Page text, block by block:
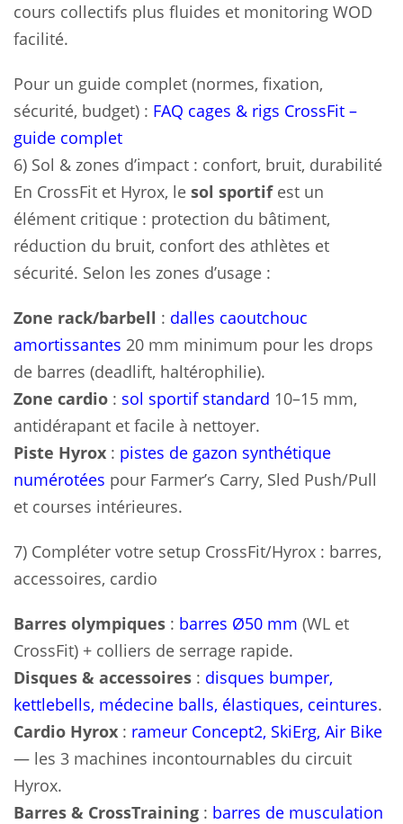
cours collectifs plus fluides et monitoring WOD
facilité.
Pour un guide complet (normes, fixation,
sécurité, budget) : FAQ cages & rigs CrossFit –
guide complet
6) Sol & zones d’impact : confort, bruit, durabilité
En CrossFit et Hyrox, le sol sportifest un
élément critique : protection du bâtiment,
réduction du bruit, confort des athlètes et
sécurité. Selon les zones d’usage :
Zone rack/barbell : dalles caoutchouc
amortissantes 20 mm minimum pour les drops
de barres (deadlift, haltérophilie).
Zone cardio : sol sportif standard 10–15 mm,
antidérapant et facile à nettoyer.
Piste Hyrox : pistes de gazon synthétique
numérotées pour Farmer’s Carry, Sled Push/Pull
et courses intérieures.
7) Compléter votre setup CrossFit/Hyrox : barres,
accessoires, cardio
Barres olympiques : barres Ø50 mm (WL et
CrossFit) + colliers de serrage rapide.
Disques & accessoires : disques bumper,
kettlebells, médecine balls, élastiques, ceintures.
Cardio Hyrox : rameur Concept2, SkiErg, Air Bike
— les 3 machines incontournables du circuit
Hyrox.
Barres & CrossTraining : barres de musculation